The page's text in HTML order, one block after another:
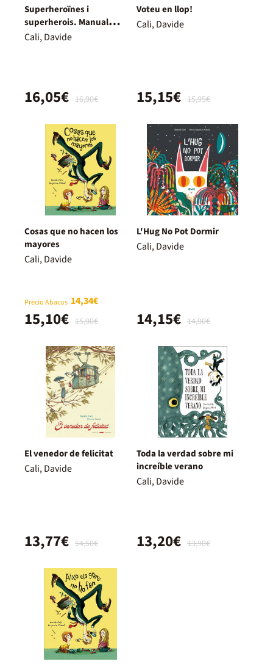
Superheroïnes i
superherois. Manual
d'instruccions
Cali, Davide
16,90€
16,05€
Voteu en llop!
Cali, Davide
15,95€
15,15€
Cosas que no hacen los
mayores
Cali, Davide
Precio Abacus 14,34€
15,90€
15,10€
L'Hug No Pot Dormir
Cali, Davide
14,90€
14,15€
El venedor de felicitat
Cali, Davide
14,50€
13,77€
Toda la verdad sobre mi
increíble verano
Cali, Davide
13,90€
13,20€